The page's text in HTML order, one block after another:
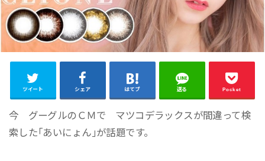
ツイート シェア はてブ 送る Pocket
今 グーグルのＣＭで マツコデラックスが間違って検
索した｢あいにょん｣が話題です。